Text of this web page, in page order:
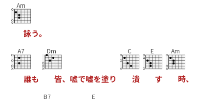
Am
詠う。
A7
誰も
Dm
皆、 嘘で嘘を塗り
C
潰
E
す
Am
時、
B7 E